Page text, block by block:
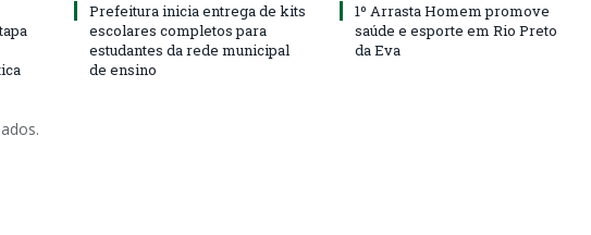
Prefeitura inicia entrega de kits
escolares completos para
estudantes da rede municipal
de ensino
1º Arrasta Homem promove
saúde e esporte em Rio Preto
da Eva